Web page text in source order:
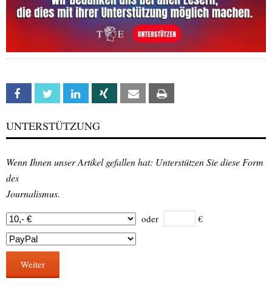
Facebook Twitter Linkedin Xing Email
UNTERSTÜTZUNG
Wenn Ihnen unser Artikel gefallen hat: Unterstützen Sie diese Form
des
Journalismus.
oder €
Weiter